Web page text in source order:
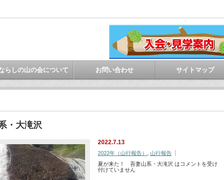
らしの山の会について お問い合わせ サイトマップ
・大滝沢
2022.7.13
2022年（山行報告）
山行報告
夏が来た！ 吾妻山系・大滝沢 は コメントを受け
付けていません